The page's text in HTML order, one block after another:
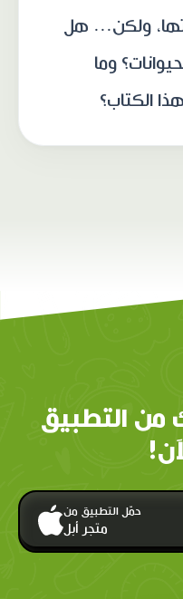
ولكن... هل
وما
الكتاب؟
التطبيق
حمّل التطبيق من
متجر أبل